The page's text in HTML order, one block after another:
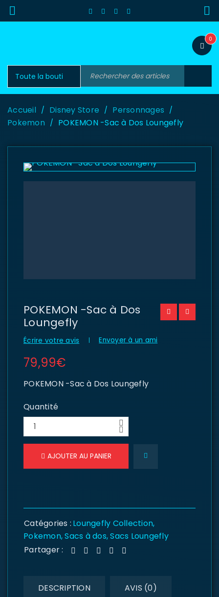
0
Accueil / Disney Store / Personnages /
Pokemon / POKEMON -Sac à Dos Loungefly
POKEMON -Sac à Dos
Loungefly
Écrire votre avis Envoyer à un ami
79,99€
POKEMON -Sac à Dos Loungefly
Quantité
AJOUTER AU PANIER
Catégories : Loungefly Collection,
Pokemon,Sacs à dos,Sacs Loungefly
Partager :
DESCRIPTION AVIS (0)